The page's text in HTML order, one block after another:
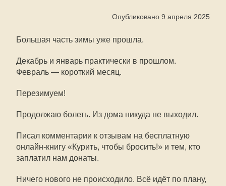
Опубликовано 9 апреля 2025
Большая часть зимы уже прошла.
Декабрь и январь практически в прошлом.
Февраль — короткий месяц.
Перезимуем!
Продолжаю болеть. Из дома никуда не выходил.
Писал комментарии к отзывам на бесплатную
онлайн-книгу «Курить, чтобы бросить!» и тем, кто
заплатил нам донаты.
Ничего нового не происходило. Всё идёт по плану,